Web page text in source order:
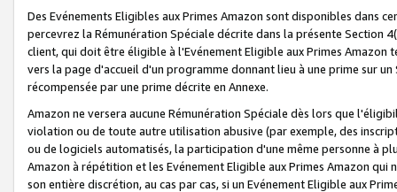
Des Evénements Eligibles aux Primes Amazon sont disponibles dans
percevrez la Rémunération Spéciale décrite dans la présente Section
client, qui doit être éligible à l'Evénement Eligible aux Primes Amazon
vers la page d'accueil d'un programme donnant lieu à une prime sur
récompensée par une prime décrite en Annexe.
Amazon ne versera aucune Rémunération Spéciale dès lors que
violation ou de toute autre utilisation abusive (par exemple, des
ou de logiciels automatisés, la participation d'une même personne à
Amazon à répétition et les Evénement Eligible aux Primes Amazon qui
son entière discrétion, au cas par cas, si un Evénement Eligible aux